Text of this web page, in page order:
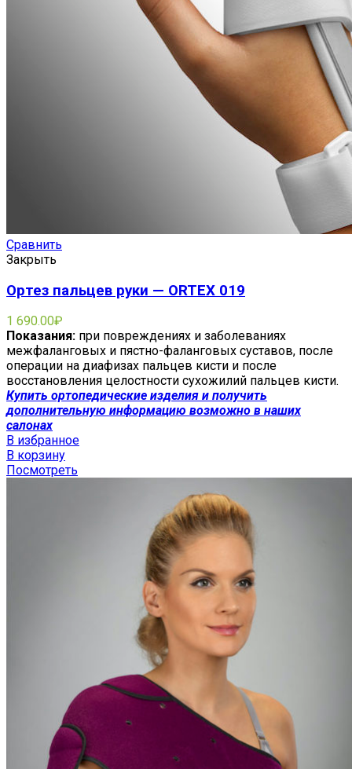
Сравнить
Закрыть
Ортез пальцев руки — ORTEX 019
1 690.00₽
Показания: при повреждениях и заболеваниях
межфаланговых и пястно-фаланговых суставов, после
операции на диафизах пальцев кисти и после
восстановления целостности сухожилий пальцев кисти.
Купить ортопедические изделия и получить
дополнительную информацию возможно в наших
салонах
В избранное
В корзину
Посмотреть